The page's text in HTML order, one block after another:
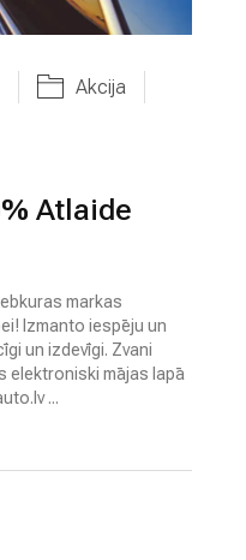
Akcija
Atlaide
markas
Izmanto iespēju un
un izdevīgi. Zvani
elektroniski mājas lapā
...